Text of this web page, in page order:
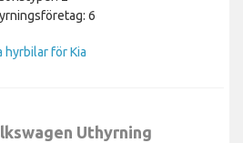
6
hyrbilar för Kia
Uthyrning